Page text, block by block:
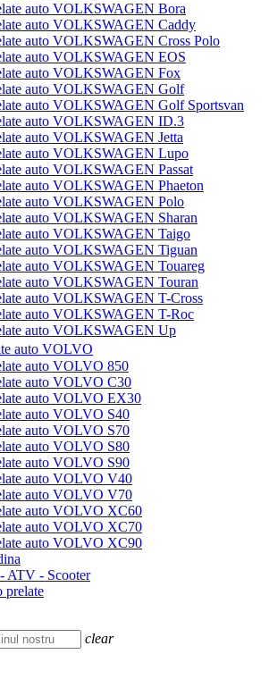
auto VOLKSWAGEN Bora
auto VOLKSWAGEN Caddy
auto VOLKSWAGEN Cross Polo
auto VOLKSWAGEN EOS
auto VOLKSWAGEN Fox
auto VOLKSWAGEN Golf
auto VOLKSWAGEN Golf Sportsvan
auto VOLKSWAGEN ID.3
auto VOLKSWAGEN Jetta
auto VOLKSWAGEN Lupo
auto VOLKSWAGEN Passat
auto VOLKSWAGEN Phaeton
auto VOLKSWAGEN Polo
auto VOLKSWAGEN Sharan
auto VOLKSWAGEN Taigo
auto VOLKSWAGEN Tiguan
auto VOLKSWAGEN Touareg
auto VOLKSWAGEN Touran
auto VOLKSWAGEN T-Cross
auto VOLKSWAGEN T-Roc
auto VOLKSWAGEN Up
auto VOLVO
auto VOLVO 850
auto VOLVO C30
auto VOLVO EX30
auto VOLVO S40
auto VOLVO S70
auto VOLVO S80
auto VOLVO S90
auto VOLVO V40
auto VOLVO V70
auto VOLVO XC60
auto VOLVO XC70
auto VOLVO XC90
ATV - Scooter
prelate
clear